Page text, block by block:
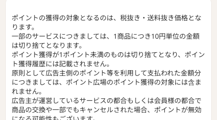
ポイントの獲得の対象となるのは、税抜き・送料抜き価格とな
ります。
一部のサービスにつきましては、1商品につき10円単位の金額
は切り捨てとなります。
ポイント獲得が1ポイント未満のものは切り捨てとなり、ポイン
ト獲得履歴には記載されません。
原則として広告主側のポイント等を利用して支払われた金額分
につきましては、ポイント広場のポイント獲得の対象には含ま
れません。
広告主が運営しているサービスの都合もしくは会員様の都合で
商品の交換や一部でもキャンセルされた場合、ポイントが無効